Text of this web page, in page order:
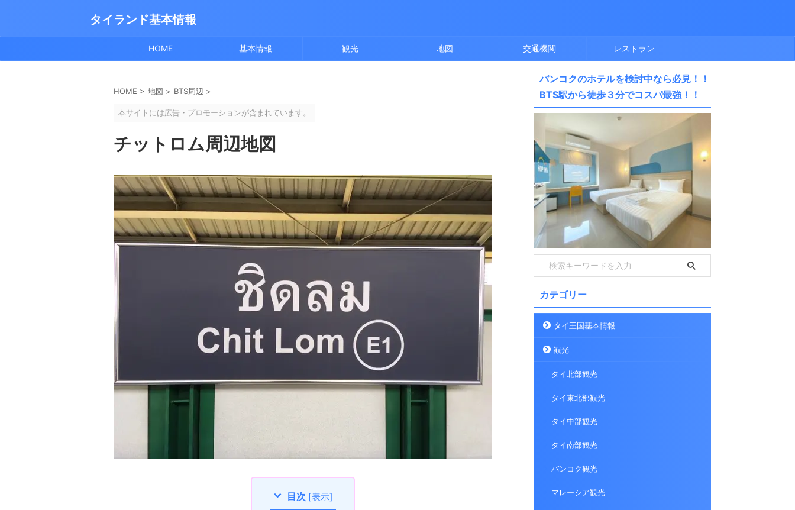
タイランド基本情報
HOME 基本情報 観光 地図 交通機関 レストラン
HOME > 地図 > BTS周辺 >
本サイトには広告・プロモーションが含まれています。
チットロム周辺地図
目次 [表示]
バンコクのホテルを検討中なら必見！！
BTS駅から徒歩３分でコスパ最強！！
カテゴリー
タイ王国基本情報
観光
タイ北部観光
タイ東北部観光
タイ中部観光
タイ南部観光
バンコク観光
マレーシア観光